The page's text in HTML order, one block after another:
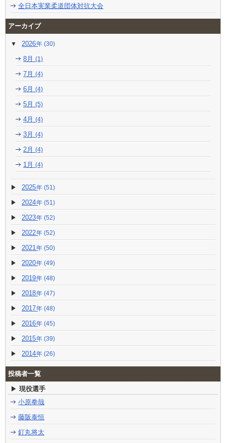
全日本実業柔道団体対抗大会
アーカイブ
2026 (30)
8月 (1)
7月 (4)
6月 (4)
5月 (5)
4月 (4)
3月 (4)
2月 (4)
1月 (4)
2025 (51)
2024 (51)
2023 (52)
2022 (52)
2021 (50)
2020 (49)
2019 (48)
2018 (47)
2017 (48)
2016 (45)
2015 (39)
2014 (26)
投稿者一覧
現役選手
小原拳哉
藤阪泰恒
釘丸将太